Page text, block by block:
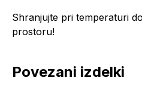
Shranjujte pri temperaturi
prostoru!
Povezani izdelki